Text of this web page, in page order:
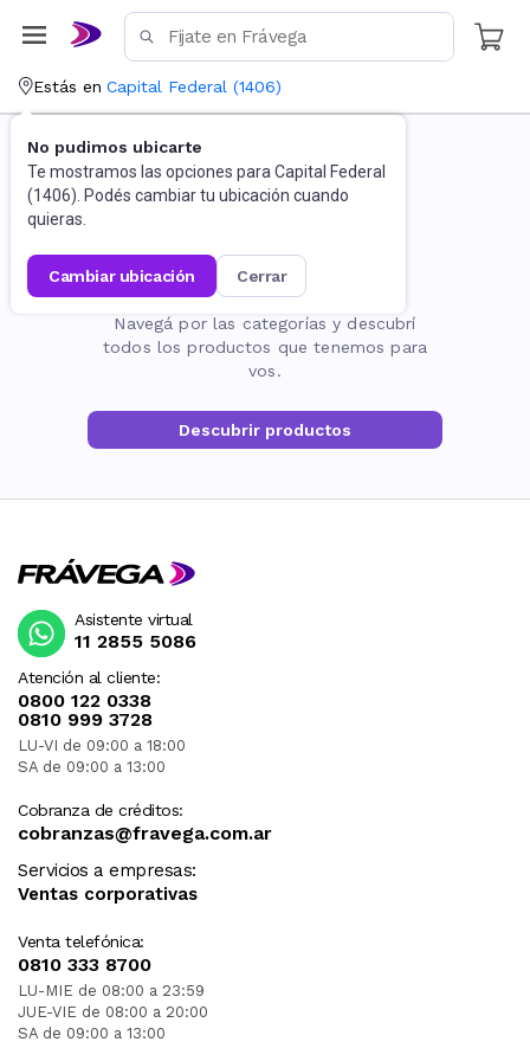
Estás en Capital Federal (1406)
No pudimos ubicarte
Te mostramos las opciones para Capital Federal
(1406). Podés cambiar tu ubicación cuando
quieras.
cambiar ubicación cerrar
La página no existe
Navegá por las categorías y descubrí
todos los productos que tenemos para
vos.
Descubrir productos
Atención al cliente:
0800 122 0338
0810 999 3728
LU-VI de 09:00 a 18:00
SA de 09:00 a 13:00
Cobranza de créditos:
cobranzas@fravega.com.ar
Servicios a empresas:
Ventas corporativas
Venta telefónica:
0810 333 8700
LU-MIE de 08:00 a 23:59
JUE-VIE de 08:00 a 20:00
SA de 09:00 a 13:00
Asistente virtual
11 2855 5086